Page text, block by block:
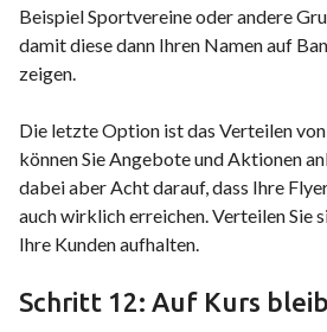
Beispiel Sportvereine oder andere
damit diese dann Ihren Namen auf
zeigen.
Die letzte Option ist das Verteilen
können Sie Angebote und Aktionen
dabei aber Acht darauf, dass Ihre
auch wirklich erreichen. Verteilen Sie
Ihre Kunden aufhalten.
Schritt 12: Auf Kurs